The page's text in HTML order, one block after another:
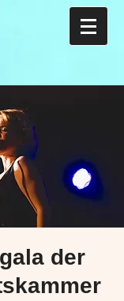
der